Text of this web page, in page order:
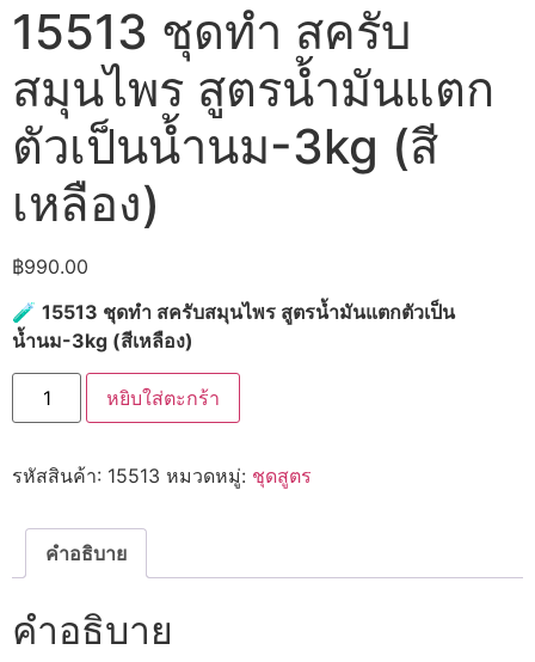
15513 ชุดทำ สครับ
สมุนไพร สูตรน้ำมันแตก
ตัวเป็นน้ำนม-3kg (สี
เหลือง)
฿990.00
🧪 15513 ชุดทำ สครับสมุนไพร สูตรน้ำมันแตกตัวเป็น
น้ำนม-3kg (สีเหลือง)
จำนวน
15513
ชุด
ครับ
น้ำมัน
ตัว
น้ำนม-3kg
(สี
เหลือง)
หยิบใส่ตะกร้า
รหัสสินค้า: 15513 หมวดหมู่: ชุดสูตร
คำอธิบาย
คำอธิบาย